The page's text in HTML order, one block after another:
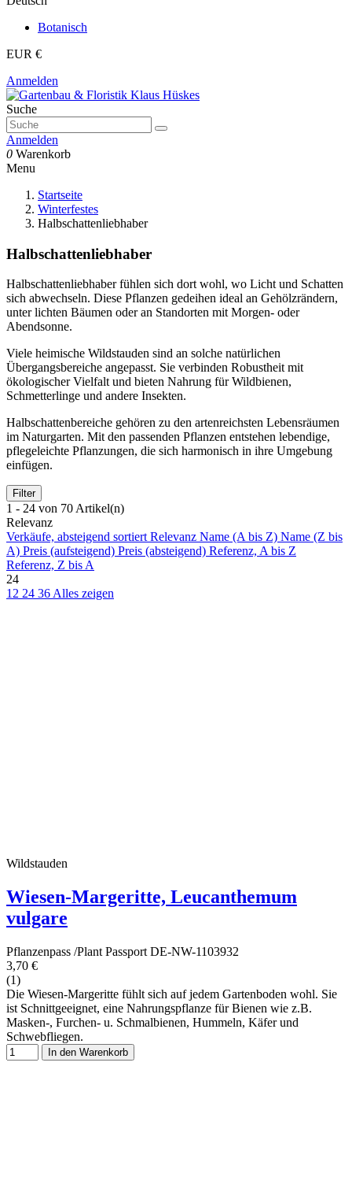
Botanisch
EUR €
Anmelden
Suche
Anmelden
0 Warenkorb
Menu
Startseite
Winterfestes
Halbschattenliebhaber
Halbschattenliebhaber
Halbschattenliebhaber fühlen sich dort wohl, wo Licht und Schatten
sich abwechseln. Diese Pflanzen gedeihen ideal an Gehölzrändern,
unter lichten Bäumen oder an Standorten mit Morgen- oder
Abendsonne.
Viele heimische Wildstauden sind an solche natürlichen
Übergangsbereiche angepasst. Sie verbinden Robustheit mit
ökologischer Vielfalt und bieten Nahrung für Wildbienen,
Schmetterlinge und andere Insekten.
Halbschattenbereiche gehören zu den artenreichsten Lebensräumen
im Naturgarten. Mit den passenden Pflanzen entstehen lebendige,
pflegeleichte Pflanzungen, die sich harmonisch in ihre Umgebung
einfügen.
Filter
1 - 24 von 70 Artikel(n)
Relevanz
Verkäufe, absteigend sortiertRelevanz Name (A bis Z) Name (Z bis
A) Preis (aufsteigend) Preis (absteigend) Referenz, A bis Z
Referenz, Z bis A
24
12 24 36Alles zeigen
Wildstauden
Wiesen-Margeritte, Leucanthemum
vulgare
Pflanzenpass /Plant Passport DE-NW-1103932
3,70 €
(1)
Die Wiesen-Margeritte fühlt sich auf jedem Gartenboden wohl. Sie
ist Schnittgeeignet, eine Nahrungspflanze für Bienen wie z.B.
Masken-, Furchen- u. Schmalbienen, Hummeln, Käfer und
Schwebfliegen.
In den Warenkorb